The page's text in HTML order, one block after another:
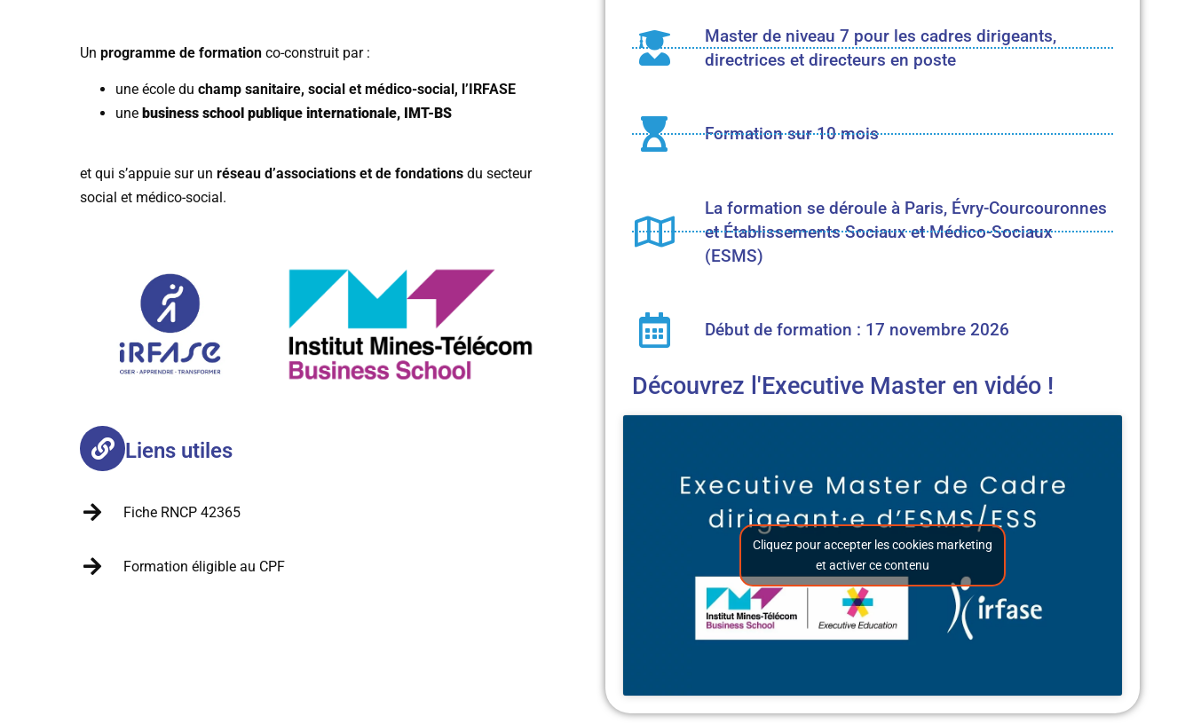
Un programme de formation co-construit par :
une école du champ sanitaire, social et médico-social, l’IRFASE
une business school publique internationale, IMT-BS
et qui s’appuie sur un réseau d’associations et de fondations du secteur
social et médico-social.
Liens utiles
Fiche RNCP 42365
Formation éligible au CPF
Master de niveau 7 pour les cadres dirigeants,
directrices et directeurs en poste
Formation sur 10 mois
La formation se déroule à Paris, Évry-Courcouronnes
et Établissements Sociaux et Médico-Sociaux
(ESMS)
Début de formation : 17 novembre 2026
Découvrez l'Executive Master en vidéo !
Cliquez pour accepter les cookies marketing
et activer ce contenu